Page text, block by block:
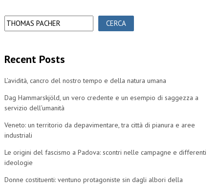
CERCA
Recent Posts
L’avidità, cancro del nostro tempo e della natura umana
Dag Hammarskjöld, un vero credente e un esempio di saggezza a
servizio dell’umanità
Veneto: un territorio da depavimentare, tra città di pianura e aree
industriali
Le origini del fascismo a Padova: scontri nelle campagne e differenti
ideologie
Donne costituenti: ventuno protagoniste sin dagli albori della